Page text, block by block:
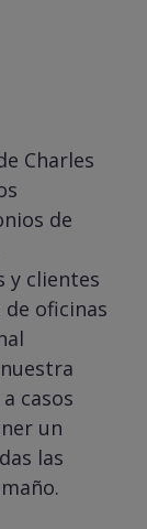
Charles
de
y clientes
oficinas
casos
un
las